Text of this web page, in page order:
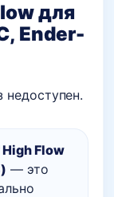
для
Ender-
Flow
— это
недоступен.